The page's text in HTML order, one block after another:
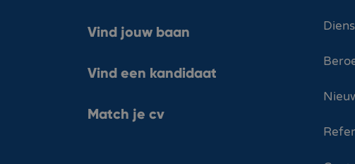
Vind jouw baan
Vind een kandidaat
Match je cv